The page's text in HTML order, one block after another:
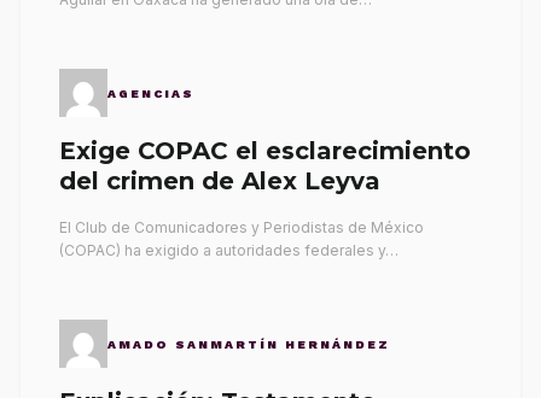
AGENCIAS
Exige COPAC el esclarecimiento
del crimen de Alex Leyva
El Club de Comunicadores y Periodistas de México
(COPAC) ha exigido a autoridades federales y…
AMADO SANMARTÍN HERNÁNDEZ